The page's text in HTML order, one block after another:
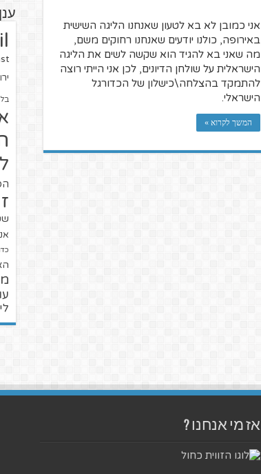
אני כמובן לא בא לטעון שאנחנו הליגה השישית
באירופה, כולנו יודעים שאנחנו רחוקים משם,
מה שאני בא להגיד הוא שקשה לשים את הליגה
הישראלית על שולחן הדיונים, לכן אני הייתי רוצה
להתמקד בהצלחה\כישלון של הכדורגל
הישראלי.
המשך לקרוא »
אז מי אנחנו ?